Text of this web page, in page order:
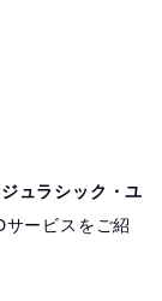
ジュラシック・ユ
ービスをご紹